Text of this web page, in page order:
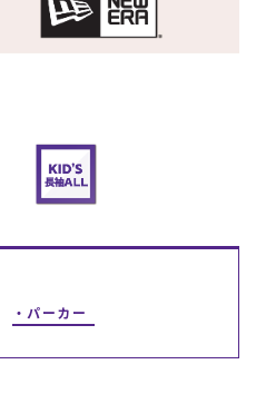
店頭受取サービス
ギフトラッピング
アフターサポート
パーカー